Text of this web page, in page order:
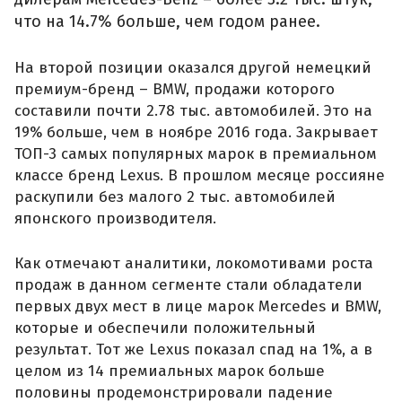
что на 14.7% больше, чем годом ранее.
На второй позиции оказался другой немецкий
премиум-бренд – BMW, продажи которого
составили почти 2.78 тыс. автомобилей. Это на
19% больше, чем в ноябре 2016 года. Закрывает
ТОП-3 самых популярных марок в премиальном
классе бренд Lexus. В прошлом месяце россияне
раскупили без малого 2 тыс. автомобилей
японского производителя.
Как отмечают аналитики, локомотивами роста
продаж в данном сегменте стали обладатели
первых двух мест в лице марок Mercedes и BMW,
которые и обеспечили положительный
результат. Тот же Lexus показал спад на 1%, а в
целом из 14 премиальных марок больше
половины продемонстрировали падение